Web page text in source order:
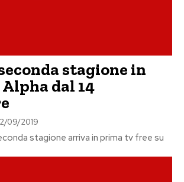
stagione in
dal 14
09/2019
stagione arriva in prima tv free su